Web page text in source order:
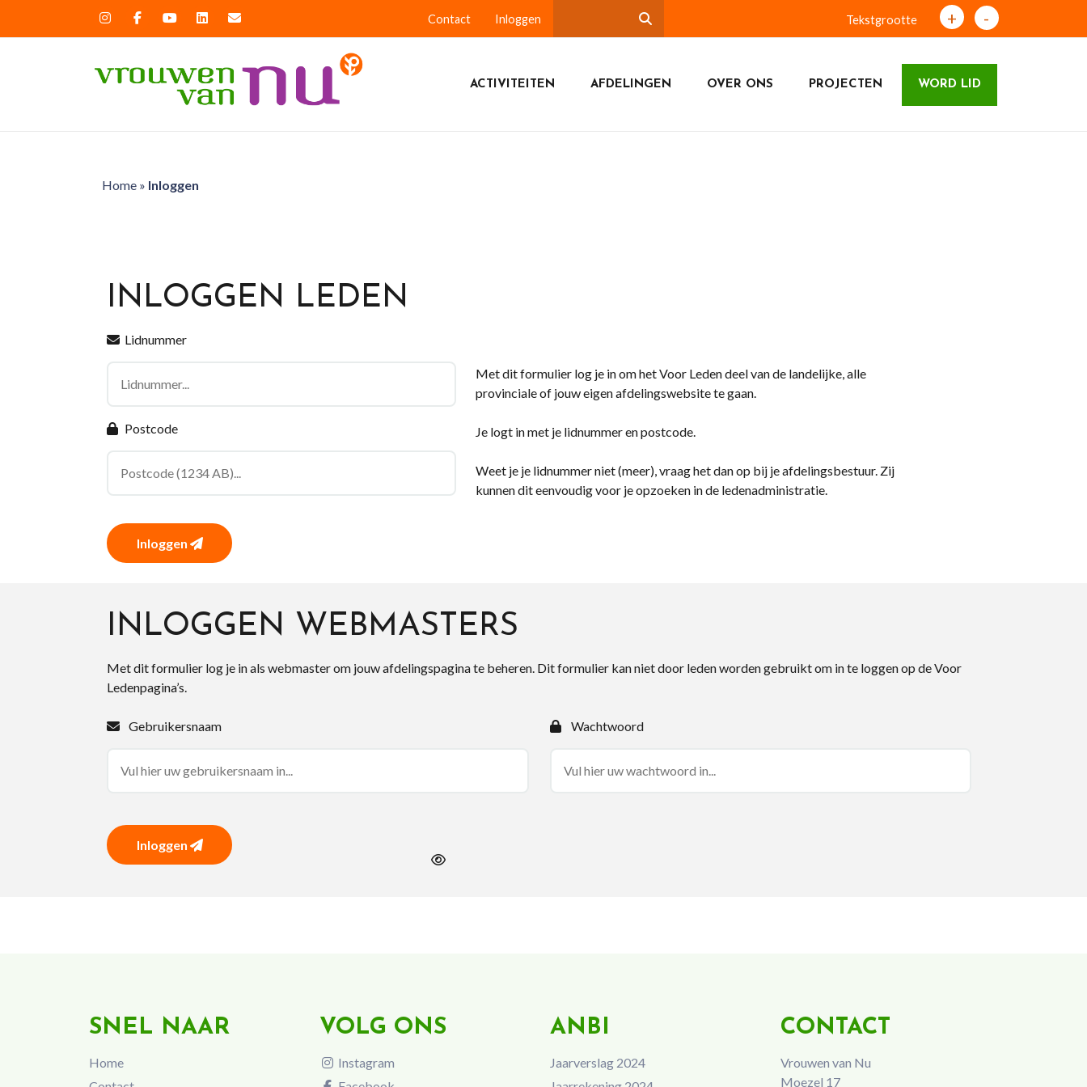
Contact Inloggen Tekstgrootte + -
ACTIVITEITEN AFDELINGEN OVER ONS PROJECTEN WORD LID
Home» Inloggen
INLOGGEN LEDEN
Lidnummer
Postcode
Inloggen
Met dit formulier log je in om het Voor Leden deel van de landelijke, alle
provinciale of jouw eigen afdelingswebsite te gaan.
Je logt in met je lidnummer en postcode.
Weet je je lidnummer niet (meer), vraag het dan op bij je afdelingsbestuur. Zij
kunnen dit eenvoudig voor je opzoeken in de ledenadministratie.
INLOGGEN WEBMASTERS
Met dit formulier log je in als webmaster om jouw afdelingspagina te beheren. Dit formulier kan niet door leden worden gebruikt om in te loggen op de Voor
Ledenpagina’s.
Gebruikersnaam Wachtwoord
Inloggen
SNEL NAAR
Home
VOLG ONS
Instagram
ANBI
Jaarverslag 2024
CONTACT
Vrouwen van Nu
Moezel 17